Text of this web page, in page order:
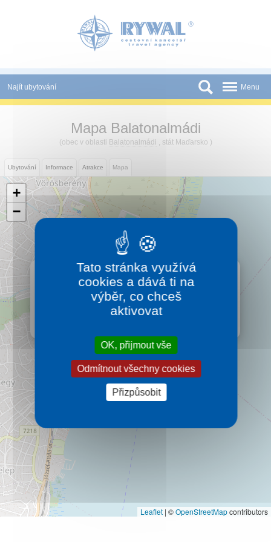
Najít ubytování
Státy
Podmínky
Partneři
Tištěné katalogy
Kontakt
Menu
Mapa Balatonalmádi
(obec v oblasti Balatonalmádi , stát Maďarsko )
Ubytování Informace Atrakce Mapa
Balatonalmádi
Půvabné město Balatonalmádi dokáže nabídnout
spoustu zábavy v jeho atraktivní lokaci u jezera
+
−
Leaflet | ©OpenStreetMapcontributors
Tato stránka využívá
cookies a dává ti na
výběr, co chceš
aktivovat
OK, přijmout vše
Odmítnout všechny cookies
Přizpůsobit